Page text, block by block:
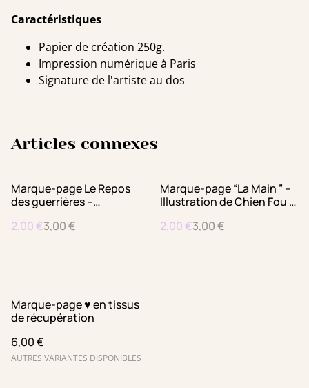
Caractéristiques
Papier de création 250g.
Impression numérique à Paris
Signature de l'artiste au dos
Articles connexes
%
Marque-page Le Repos
des guerrières –
Papeterie féministe made
2,00 €3,00 €
%
Marque-page “La Main ” –
Illustration de Chien Fou –
in France – Carte postale
2,00 €3,00 €
Marque-page ♥︎ en tissus
de récupération
6,00 €
AUTRES VARIANTES DISPONIBLES